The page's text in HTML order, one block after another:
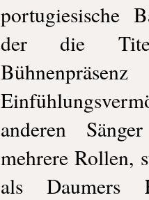
portugiesische
der die
anderen
mehrere Rollen,
als Daumers